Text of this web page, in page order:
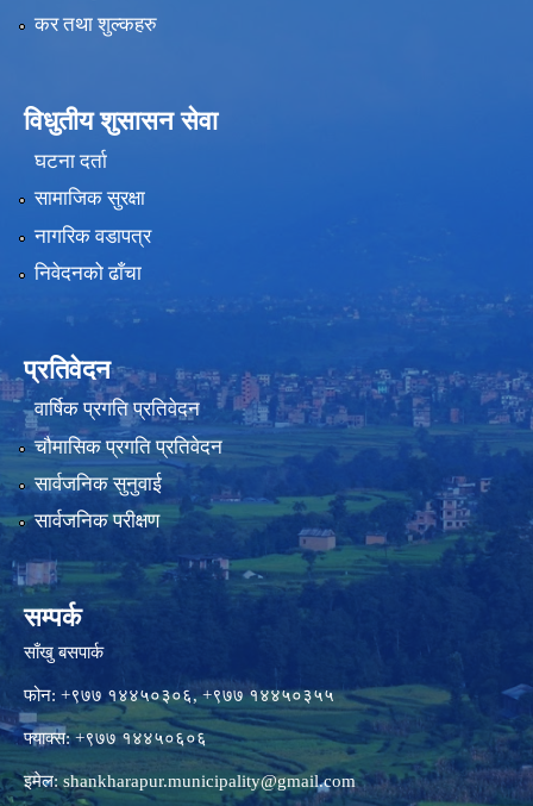
कर तथा शुल्कहरु
विधुतीय शुसासन सेवा
घटना दर्ता
सामाजिक सुरक्षा
नागरिक वडापत्र
निवेदनको ढाँचा
प्रतिवेदन
वार्षिक प्रगति प्रतिवेदन
चौमासिक प्रगति प्रतिवेदन
सार्वजनिक सुनुवाई
सार्वजनिक परीक्षण
सम्पर्क
साँखु बसपार्क
फोन: +९७७ १४४५०३०६, +९७७ १४४५०३५५
फ्याक्स: +९७७ १४४५०६०६
इमेल:shankharapur.municipality@gmail.com